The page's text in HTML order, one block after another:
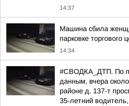
14:37
Машина сбила
парковке торгового
14:34
#СВОДКА_ДТП. По
данным, вчера
районе д. 137-т
35-летний